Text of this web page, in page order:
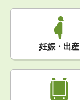
妊娠・出産